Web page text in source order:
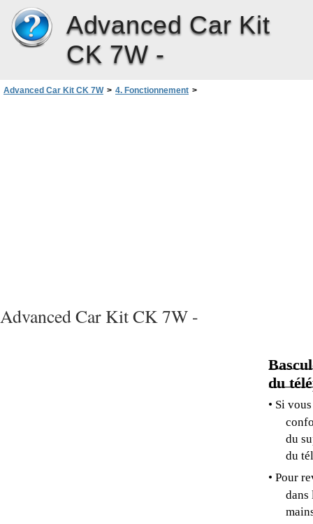
Advanced Car Kit
CK 7W -
Advanced Car Kit CK 7W > 4. Fonctionnement >
Advanced Car Kit CK 7W -
du
• Si
du
du
• Pour
dans